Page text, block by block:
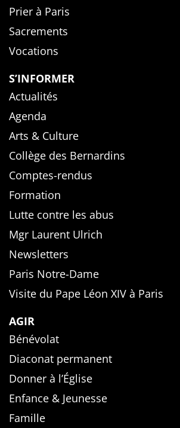
Prier à Paris
Sacrements
Vocations
S’INFORMER
Actualités
Agenda
Arts & Culture
Collège des Bernardins
Comptes-rendus
Formation
Lutte contre les abus
Mgr Laurent Ulrich
Newsletters
Paris Notre-Dame
Visite du Pape Léon XIV à Paris
AGIR
Bénévolat
Diaconat permanent
Donner à l’Église
Enfance & Jeunesse
Famille